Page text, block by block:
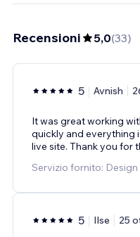
Recensioni 5,0(33)
5 Avnish
It was great working
quickly and everything
live site. Thank you for
Servizio fornito:
5 Ilse 25